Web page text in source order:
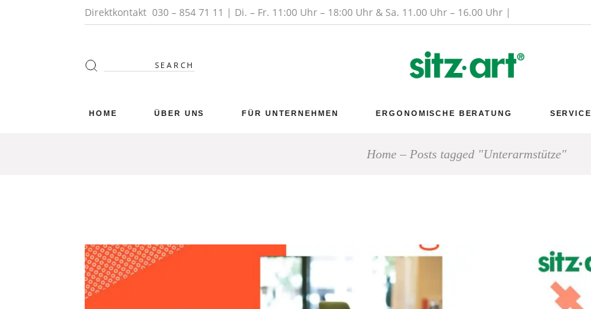
Direktkontakt 030 – 854 71 11 | Di. – Fr. 11:00 Uhr – 18:00 Uhr & Sa. 11.00 Uhr – 16.00 Uhr |
HOME ÜBER UNS FÜR UNTERNEHMEN ERGONOMISCHE BERATUNG SERVICE
Home Posts tagged "Unterarmstütze"